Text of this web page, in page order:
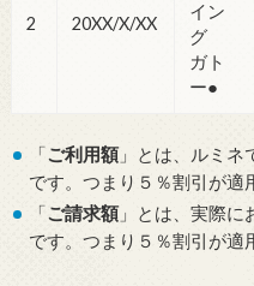
2 20XX/X/XX
イン
グ
ガト
ー●
「ご利用額」とは、ルミネ
です。つまり５％割引が適
「ご請求額」とは、実際に
です。つまり５％割引が適